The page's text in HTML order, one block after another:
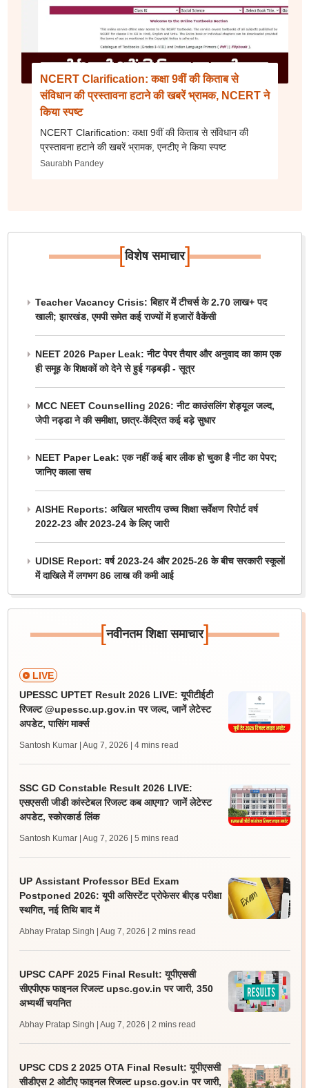
NCERT Clarification: कक्षा 9वीं की किताब से
संविधान की प्रस्तावना हटाने की खबरें भ्रामक, NCERT ने
किया स्पष्ट
NCERT Clarification: कक्षा 9वीं की किताब से संविधान की
प्रस्तावना हटाने की खबरें भ्रामक, एनटीए ने किया स्पष्ट
Saurabh Pandey
[विशेष समाचार]
Teacher Vacancy Crisis: बिहार में टीचर्स के 2.70 लाख+ पद
खाली; झारखंड, एमपी समेत कई राज्यों में हजारों वैकेंसी
NEET 2026 Paper Leak: नीट पेपर तैयार और अनुवाद का काम एक
ही समूह के शिक्षकों को देने से हुई गड़बड़ी - सूत्र
MCC NEET Counselling 2026: नीट काउंसलिंग शेड्यूल जल्द,
जेपी नड्डा ने की समीक्षा, छात्र-केंद्रित कई बड़े सुधार
NEET Paper Leak: एक नहीं कई बार लीक हो चुका है नीट का पेपर;
जानिए काला सच
AISHE Reports: अखिल भारतीय उच्च शिक्षा सर्वेक्षण रिपोर्ट वर्ष
2022-23 और 2023-24 के लिए जारी
UDISE Report: वर्ष 2023-24 और 2025-26 के बीच सरकारी स्कूलों
में दाखिले में लगभग 86 लाख की कमी आई
[नवीनतम शिक्षा समाचार]
LIVE
UPESSC UPTET Result 2026 LIVE: यूपीटीईटी
रिजल्ट @upessc.up.gov.in पर जल्द, जानें लेटेस्ट
अपडेट, पासिंग मार्क्स
Santosh Kumar | Aug 7, 2026 | 4 mins read
SSC GD Constable Result 2026 LIVE:
एसएससी जीडी कांस्टेबल रिजल्ट कब आएगा? जानें लेटेस्ट
अपडेट, स्कोरकार्ड लिंक
Santosh Kumar | Aug 7, 2026 | 5 mins read
UP Assistant Professor BEd Exam
Postponed 2026: यूपी असिस्टेंट प्रोफेसर बीएड परीक्षा
स्थगित, नई तिथि बाद में
Abhay Pratap Singh | Aug 7, 2026 | 2 mins read
UPSC CAPF 2025 Final Result: यूपीएससी
सीएपीएफ फाइनल रिजल्ट upsc.gov.in पर जारी, 350
अभ्यर्थी चयनित
Abhay Pratap Singh | Aug 7, 2026 | 2 mins read
UPSC CDS 2 2025 OTA Final Result: यूपीएससी
सीडीएस 2 ओटीए फाइनल रिजल्ट upsc.gov.in पर जारी,